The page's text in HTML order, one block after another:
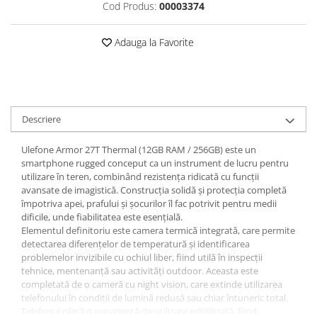
Roboți Piscină
Accesorii Consumabile
Lăzi Frigorifice
Coșuri de gunoi
INGRIJIRE PERSONALA
Uscătoare de Păr
Plăci de Îndreptat Părul
SPA
CASA, GRADINA SI BRICOLAJ
Sigurante inteligente
Camere de supraveghere
Climatizare
Cod Produs: 00003374
Adauga la Favorite
Descriere
Ulefone Armor 27T Thermal (12GB RAM / 256GB) este un
smartphone rugged conceput ca un instrument de lucru pentru
utilizare în teren, combinând rezistența ridicată cu funcții
avansate de imagistică. Construcția solidă și protecția completă
împotriva apei, prafului și șocurilor îl fac potrivit pentru medii
dificile, unde fiabilitatea este esențială.
Elementul definitoriu este camera termică integrată, care permite
detectarea diferențelor de temperatură și identificarea
problemelor invizibile cu ochiul liber, fiind utilă în inspecții
tehnice, mentenanță sau activități outdoor. Aceasta este
completată de o cameră cu night vision, care extinde utilizarea
telefonului în condiții de lumină redusă sau chiar întuneric total.